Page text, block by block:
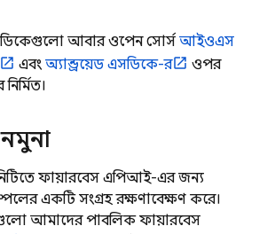
আবার ওপেন সোর্স আইওএস
এবং অ্যান্ড্রয়েড এসডিকে-র
ওপর
নমুনা
ফায়ারবেস এপিআই-এর জন্য
একটি সংগ্রহ রক্ষণাবেক্ষণ করে।
আমাদের পাবলিক ফায়ারবেস